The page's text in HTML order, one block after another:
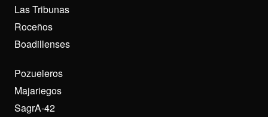
Las Tribunas
Roceños
Boadillenses
Pozueleros
Majariegos
SagrA-42